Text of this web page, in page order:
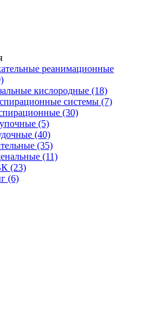
реанимационные
кислородные (18)
системы (7)
(30)
(5)
(40)
(35)
(11)
(23)
(6)